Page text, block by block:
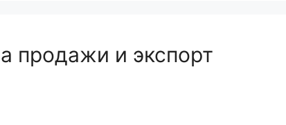
продажи и экспорт